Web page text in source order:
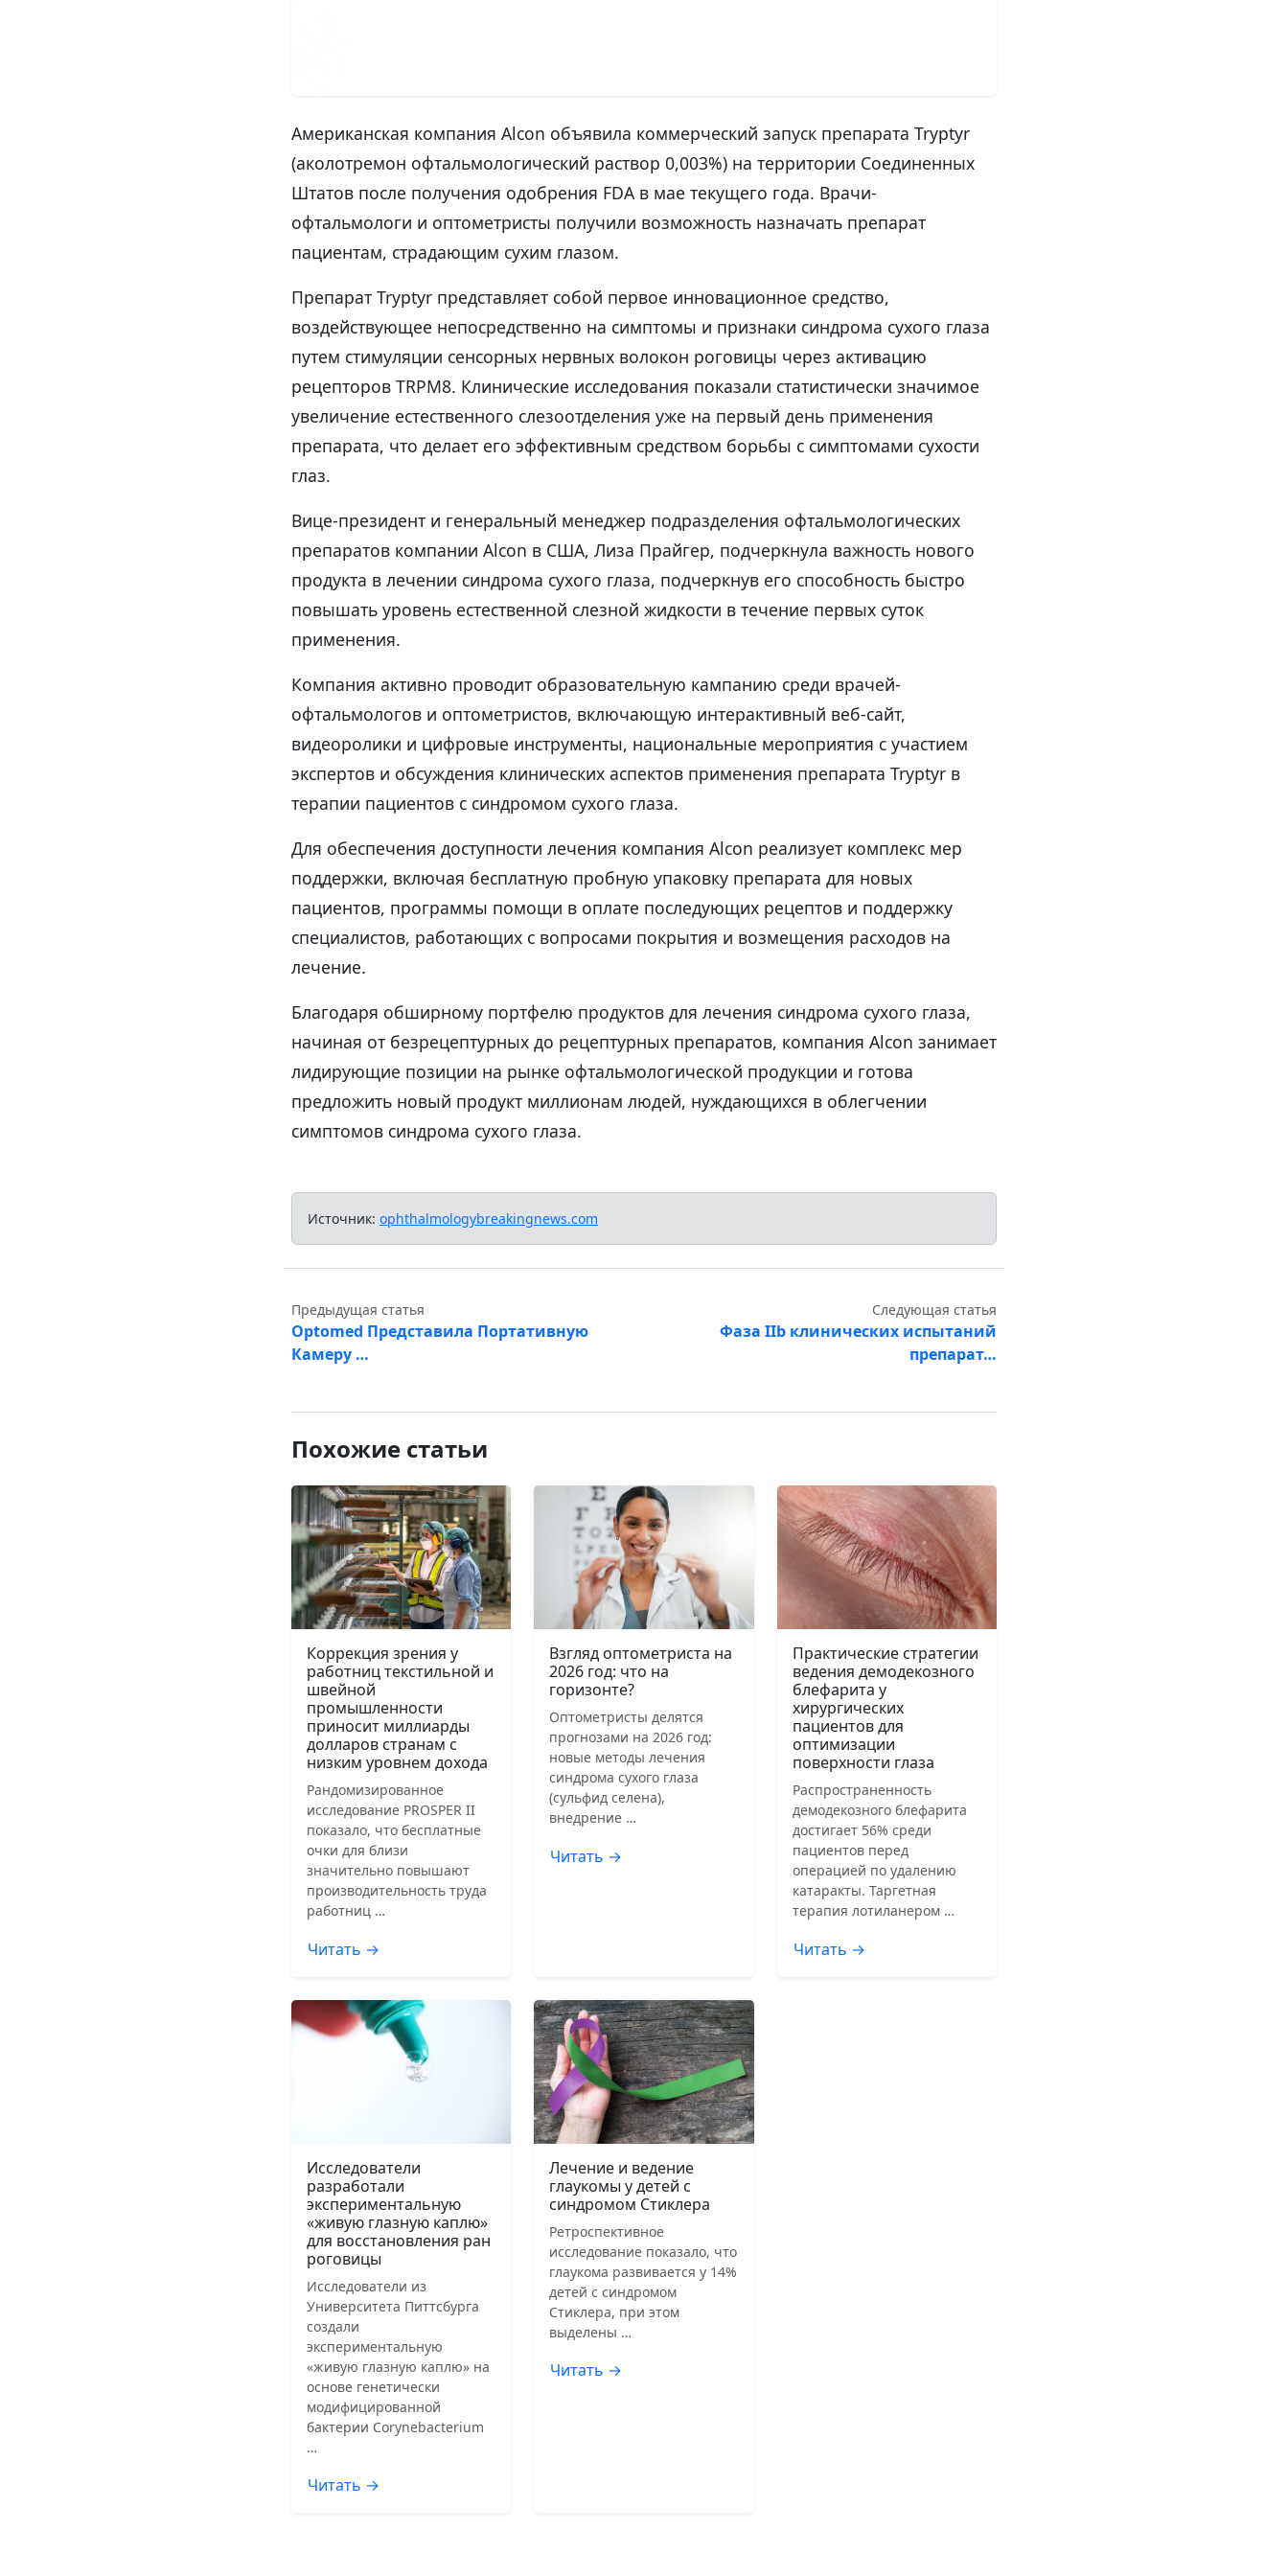
Американская компания Alcon объявила коммерческий запуск препарата Tryptyr
(аколотремон офтальмологический раствор 0,003%) на территории Соединенных
Штатов после получения одобрения FDA в мае текущего года. Врачи-
офтальмологи и оптометристы получили возможность назначать препарат
пациентам, страдающим сухим глазом.
Препарат Tryptyr представляет собой первое инновационное средство,
воздействующее непосредственно на симптомы и признаки синдрома сухого глаза
путем стимуляции сенсорных нервных волокон роговицы через активацию
рецепторов TRPM8. Клинические исследования показали статистически значимое
увеличение естественного слезоотделения уже на первый день применения
препарата, что делает его эффективным средством борьбы с симптомами сухости
глаз.
Вице-президент и генеральный менеджер подразделения офтальмологических
препаратов компании Alcon в США, Лиза Прайгер, подчеркнула важность нового
продукта в лечении синдрома сухого глаза, подчеркнув его способность быстро
повышать уровень естественной слезной жидкости в течение первых суток
применения.
Компания активно проводит образовательную кампанию среди врачей-
офтальмологов и оптометристов, включающую интерактивный веб-сайт,
видеоролики и цифровые инструменты, национальные мероприятия с участием
экспертов и обсуждения клинических аспектов применения препарата Tryptyr в
терапии пациентов с синдромом сухого глаза.
Для обеспечения доступности лечения компания Alcon реализует комплекс мер
поддержки, включая бесплатную пробную упаковку препарата для новых
пациентов, программы помощи в оплате последующих рецептов и поддержку
специалистов, работающих с вопросами покрытия и возмещения расходов на
лечение.
Благодаря обширному портфелю продуктов для лечения синдрома сухого глаза,
начиная от безрецептурных до рецептурных препаратов, компания Alcon занимает
лидирующие позиции на рынке офтальмологической продукции и готова
предложить новый продукт миллионам людей, нуждающихся в облегчении
симптомов синдрома сухого глаза.
Источник: ophthalmologybreakingnews.com
Предыдущая статья
Optomed Представила Портативную
Камеру …
Следующая статья
Фаза IIb клинических испытаний
препарат…
Похожие статьи
Коррекция зрения у
работниц текстильной и
швейной
промышленности
приносит миллиарды
долларов странам с
низким уровнем дохода
Рандомизированное
исследование PROSPER II
показало, что бесплатные
очки для близи
значительно повышают
производительность труда
работниц …
Читать →
Взгляд оптометриста на
2026 год: что на
горизонте?
Оптометристы делятся
прогнозами на 2026 год:
новые методы лечения
синдрома сухого глаза
(сульфид селена),
внедрение …
Читать →
Практические стратегии
ведения демодекозного
блефарита у
хирургических
пациентов для
оптимизации
поверхности глаза
Распространенность
демодекозного блефарита
достигает 56% среди
пациентов перед
операцией по удалению
катаракты. Таргетная
терапия лотиланером …
Читать →
Исследователи
разработали
экспериментальную
«живую глазную каплю»
для восстановления ран
роговицы
Исследователи из
Университета Питтсбурга
создали
экспериментальную
«живую глазную каплю» на
основе генетически
модифицированной
бактерии Corynebacterium
…
Читать →
Лечение и ведение
глаукомы у детей с
синдромом Стиклера
Ретроспективное
исследование показало, что
глаукома развивается у 14%
детей с синдромом
Стиклера, при этом
выделены …
Читать →